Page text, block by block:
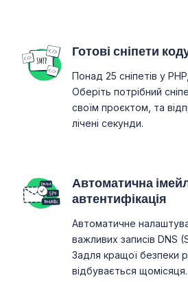
Готові сніпети
Понад 25 сніпетів у
Оберіть потрібний
своїм проєктом, та
лічені секунди.
Автоматична
автентифікація
Автоматичне
важливих записів DNS
Задля кращої безпеки
відбувається щомісяця.